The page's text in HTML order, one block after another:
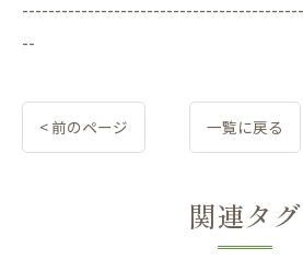
--
< 前のページ 一覧に戻る
関連タグ